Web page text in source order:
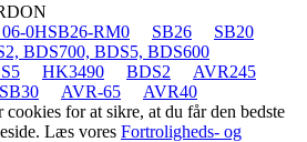
0HSB26-RM0
SB26
SB20
BDS700, BDS5, BDS600
HK3490 BDS2
AVR245
SB30 AVR-65
AVR40
cookies for at sikre, at du får den bedste
Læs vores Fortroligheds- og